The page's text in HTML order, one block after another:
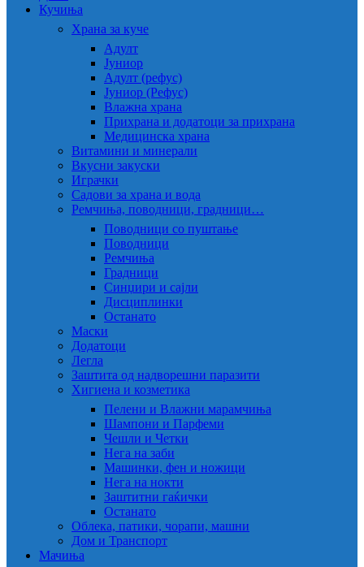
Кучиња
Храна за куче
Адулт
Јуниор
Адулт (рефус)
Јуниор (Рефус)
Влажна храна
Прихрана и додатоци за прихрана
Медицинска храна
Витамини и минерали
Вкусни закуски
Играчки
Садови за храна и вода
Ремчиња, поводници, градници…
Поводници со пуштање
Поводници
Ремчиња
Градници
Синџири и сајли
Дисциплинки
Останато
Маски
Додатоци
Легла
Заштита од надворешни паразити
Хигиена и козметика
Пелени и Влажни марамчиња
Шампони и Парфеми
Чешли и Четки
Нега на заби
Машинки, фен и ножици
Нега на нокти
Заштитни гаќички
Останато
Облека, патики, чорапи, машни
Дом и Транспорт
Мачиња